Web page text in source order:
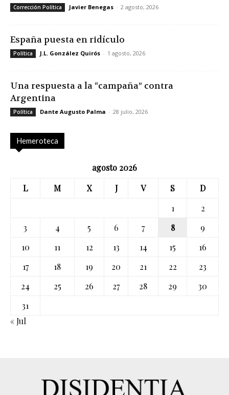
Corrección Política Javier Benegas - 2 agosto, 2026
España puesta en ridículo
Política J.L. González Quirós - 1 agosto, 2026
Una respuesta a la “campaña” contra
Argentina
Política Dante Augusto Palma - 28 julio, 2026
Hemeroteca
agosto 2026
L
M X J V S
D
1
2
3
4 5 6 7 8
9
10
11 12 13 14 15
16
17
18 19 20 21 22
23
24
25 26 27 28 29
30
31
« Jul